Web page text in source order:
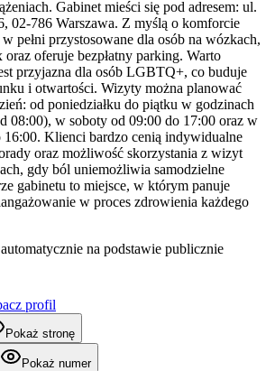
Gabinet mieści się pod adresem: ul.
02-786 Warszawa. Z myślą o komforcie
pełni przystosowane dla osób na wózkach,
oraz oferuje bezpłatny parking. Warto
przyjazna dla osób LGBTQ+, co buduje
i otwartości. Wizyty można planować
od poniedziałku do piątku w godzinach
08:00), w soboty od 09:00 do 17:00 oraz w
16:00. Klienci bardzo cenią indywidualne
oraz możliwość skorzystania z wizyt
gdy ból uniemożliwia samodzielne
gabinetu to miejsce, w którym panuje
w proces zdrowienia każdego
na podstawie publicznie
profil
Pokaż stronę
Pokaż numer